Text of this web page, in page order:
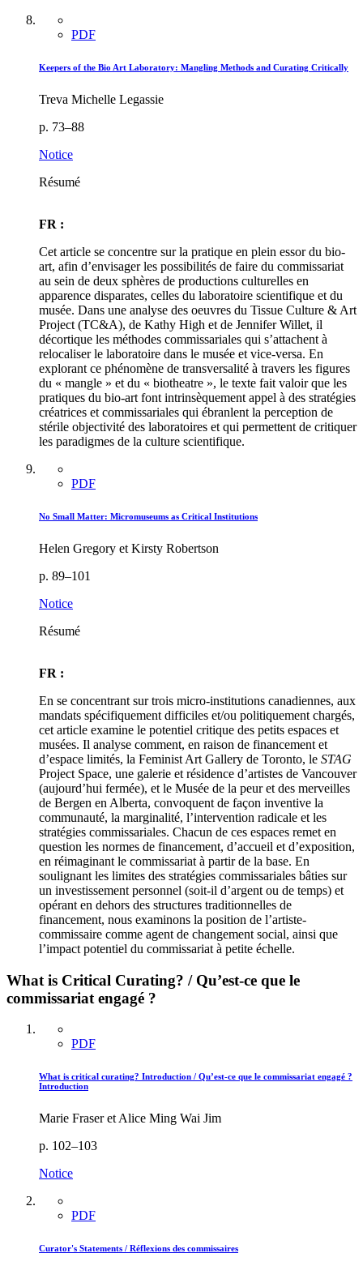
PDF
Keepers of the Bio Art Laboratory: Mangling Methods and Curating Critically
Treva Michelle Legassie
p. 73–88
Notice
Résumé
FR :
Cet article se concentre sur la pratique en plein essor du bio-
art, afin d’envisager les possibilités de faire du commissariat
au sein de deux sphères de productions culturelles en
apparence disparates, celles du laboratoire scientifique et du
musée. Dans une analyse des oeuvres du Tissue Culture & Art
Project (TC&A), de Kathy High et de Jennifer Willet, il
décortique les méthodes commissariales qui s’attachent à
relocaliser le laboratoire dans le musée et vice-versa. En
explorant ce phénomène de transversalité à travers les figures
du « mangle » et du « biotheatre », le texte fait valoir que les
pratiques du bio-art font intrinsèquement appel à des stratégies
créatrices et commissariales qui ébranlent la perception de
stérile objectivité des laboratoires et qui permettent de critiquer
les paradigmes de la culture scientifique.
PDF
No Small Matter: Micromuseums as Critical Institutions
Helen Gregory et Kirsty Robertson
p. 89–101
Notice
Résumé
FR :
En se concentrant sur trois micro-institutions canadiennes, aux
mandats spécifiquement difficiles et/ou politiquement chargés,
cet article examine le potentiel critique des petits espaces et
musées. Il analyse comment, en raison de financement et
d’espace limités, la Feminist Art Gallery de Toronto, le STAG
Project Space, une galerie et résidence d’artistes de Vancouver
(aujourd’hui fermée), et le Musée de la peur et des merveilles
de Bergen en Alberta, convoquent de façon inventive la
communauté, la marginalité, l’intervention radicale et les
stratégies commissariales. Chacun de ces espaces remet en
question les normes de financement, d’accueil et d’exposition,
en réimaginant le commissariat à partir de la base. En
soulignant les limites des stratégies commissariales bâties sur
un investissement personnel (soit-il d’argent ou de temps) et
opérant en dehors des structures traditionnelles de
financement, nous examinons la position de l’artiste-
commissaire comme agent de changement social, ainsi que
l’impact potentiel du commissariat à petite échelle.
What is Critical Curating? / Qu’est-ce que le
commissariat engagé ?
PDF
What is critical curating? Introduction / Qu’est-ce que le commissariat engagé ?
Introduction
Marie Fraser et Alice Ming Wai Jim
p. 102–103
Notice
PDF
Curator's Statements / Réflexions des commissaires